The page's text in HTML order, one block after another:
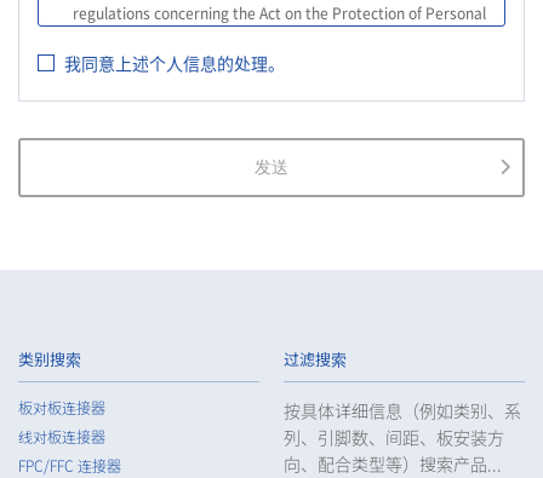
regulations concerning the Act on the Protection of Personal
as the Guidelines on the Law on the Protection of Personal
personal information.
The Company shall properly acquire the personal information
of the Customers, etc., notify or publicize the purposes of use
and shall take systematic, personal, physical, and technical
personal data.
4.
The Company shall educate employees to understand the
我同意上述个人信息的处理。
发送
类别搜索
板对板连接器
线对板连接器
FPC/FFC 连接器
过滤搜索
按具体详细信息（例如类别、系
列、引脚数、间距、板安装方
向、配合类型等）搜索产品...